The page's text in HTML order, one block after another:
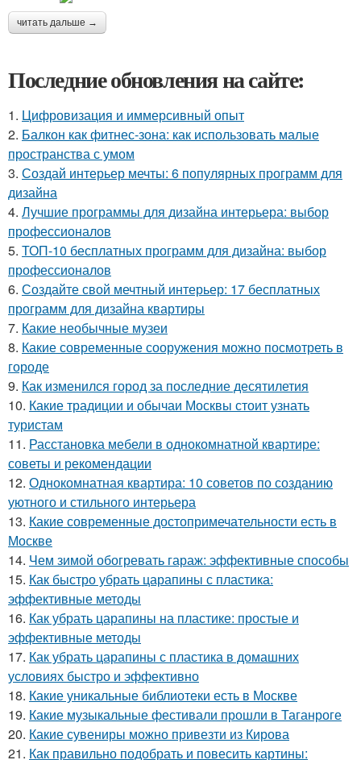
читать дальше →
Последние обновления на сайте:
1. Цифровизация и иммерсивный опыт
2. Балкон как фитнес-зона: как использовать малые
пространства с умом
3. Создай интерьер мечты: 6 популярных программ для
дизайна
4. Лучшие программы для дизайна интерьера: выбор
профессионалов
5. ТОП-10 бесплатных программ для дизайна: выбор
профессионалов
6. Создайте свой мечтный интерьер: 17 бесплатных
программ для дизайна квартиры
7. Какие необычные музеи
8. Какие современные сооружения можно посмотреть в
городе
9. Как изменился город за последние десятилетия
10. Какие традиции и обычаи Москвы стоит узнать
туристам
11. Расстановка мебели в однокомнатной квартире:
советы и рекомендации
12. Однокомнатная квартира: 10 советов по созданию
уютного и стильного интерьера
13. Какие современные достопримечательности есть в
Москве
14. Чем зимой обогревать гараж: эффективные способы
15. Как быстро убрать царапины с пластика:
эффективные методы
16. Как убрать царапины на пластике: простые и
эффективные методы
17. Как убрать царапины с пластика в домашних
условиях быстро и эффективно
18. Какие уникальные библиотеки есть в Москве
19. Какие музыкальные фестивали прошли в Таганроге
20. Какие сувениры можно привезти из Кирова
21. Как правильно подобрать и повесить картины: